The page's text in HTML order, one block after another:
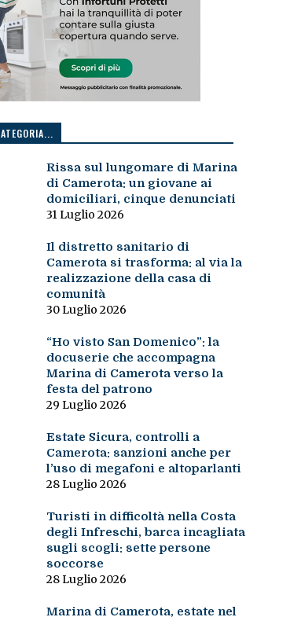
Rissa sul lungomare di Marina
di Camerota: un giovane ai
domiciliari, cinque denunciati
31 Luglio 2026
Il distretto sanitario di
Camerota si trasforma: al via la
realizzazione della casa di
comunità
30 Luglio 2026
“Ho visto San Domenico”: la
docuserie che accompagna
Marina di Camerota verso la
festa del patrono
29 Luglio 2026
Estate Sicura, controlli a
Camerota: sanzioni anche per
l’uso di megafoni e altoparlanti
28 Luglio 2026
Turisti in difficoltà nella Costa
degli Infreschi, barca incagliata
sugli scogli: sette persone
soccorse
28 Luglio 2026
Marina di Camerota, estate nel